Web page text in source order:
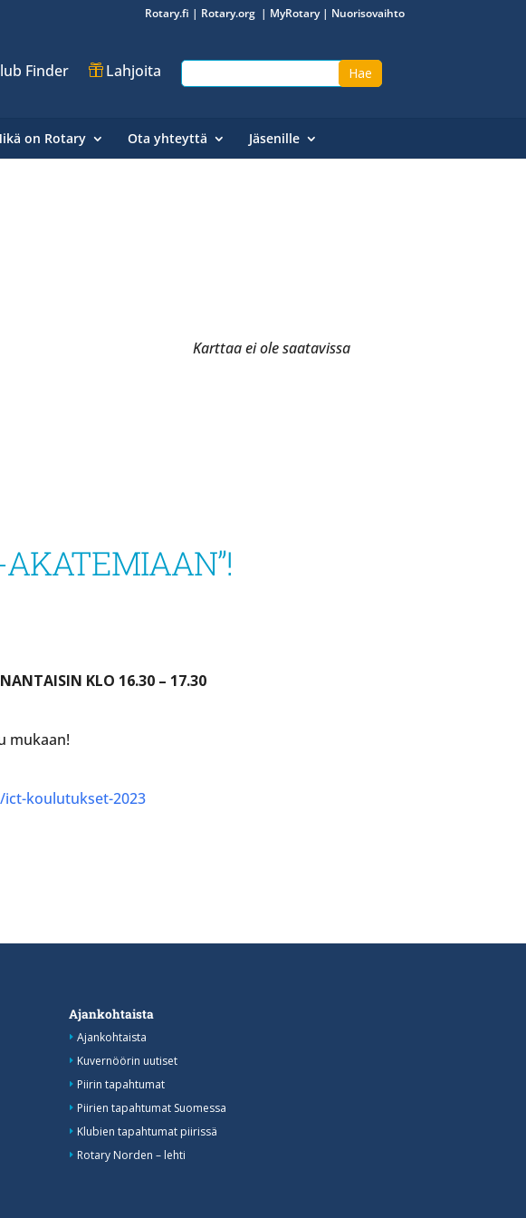
Rotary.fi | Rotary.org | MyRotary| Nuorisovaihto
Finder Lahjoita
on Rotary Ota yhteyttä Jäsenille
Karttaa ei ole saatavissa
KLO 16.30 – 17.30
mukaan!
koulutukset-2023
Ajankohtaista
Ajankohtaista
Kuvernöörin uutiset
Piirin tapahtumat
Piirien tapahtumat Suomessa
Klubien tapahtumat piirissä
Rotary Norden – lehti